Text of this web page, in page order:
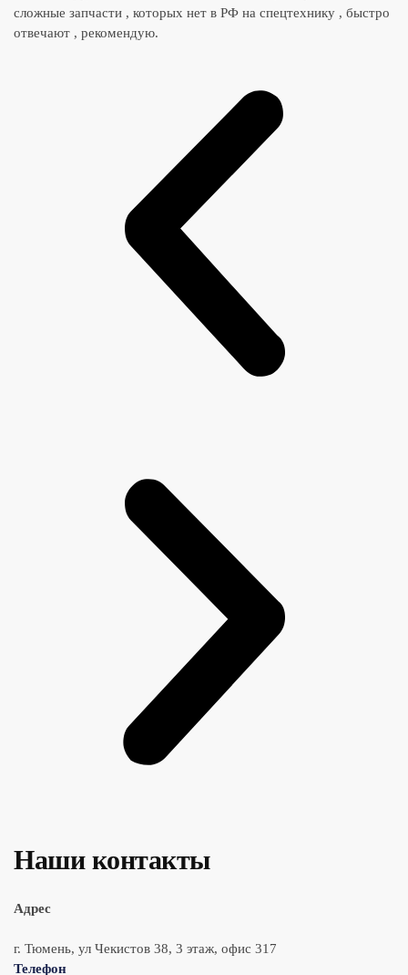
сложные запчасти , которых нет в РФ на спецтехнику , быстро
отвечают , рекомендую.
Наши контакты
Адрес
г. Тюмень, ул Чекистов 38, 3 этаж, офис 317
Телефон